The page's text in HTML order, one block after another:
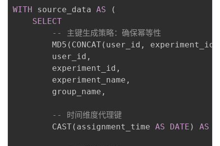
WITH source_data AS
(
SELECT
-- 主键生成策略：确保幂等性
        MD5
( CONCAT( user_id , experiment_id
        user_id
,
        experiment_id
,
        experiment_name
,
        group_name
,
-- 时间维度代理键
        CAST
( assignment_time AS DATE ) AS